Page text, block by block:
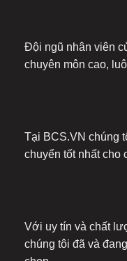
Đội ngũ nhân viên
chuyên môn cao,
Tại BCS.VN chúng
chuyển tốt nhất cho
Với uy tín và chất
chúng tôi đã và